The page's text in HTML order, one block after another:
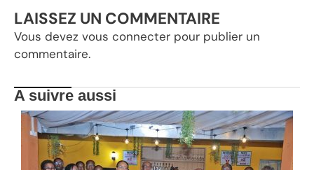
LAISSEZ UN COMMENTAIRE
Vous devez vous connecter pour publier un
commentaire.
A suivre aussi